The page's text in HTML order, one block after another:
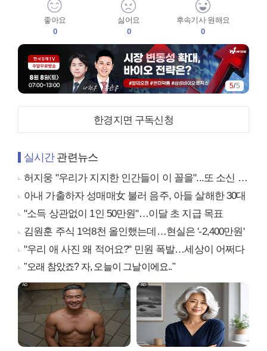
좋아요
0
싫어요
0
후속기사 원해요
0
5/5
한경지면 구독신청
실시간관련뉴스
허지웅 "우리가 지지한 인간들이 이 꼴을"...또 소신 발언
아내 가출하자 성매매女 불러 음주, 아들 살해한 30대
"소득 상관없이 1인 50만원"…이달 초 지급 목표
김원훈 주식 1억8천 올인했는데…현실은 '-2,400만원'
"우리 애 사진 왜 적어요?" 민원 폭발…세상이 어쩌다
"오래 참았죠? 자, 오늘이 그날이에요.."